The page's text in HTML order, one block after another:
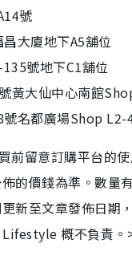
號
大廈地下A5舖位
號地下C1舖位
黃大仙中心南館
名都廣場Shop L2-
前留意訂購平台的使
的價錢為準。數量
新至文章發佈日期
概不負責。